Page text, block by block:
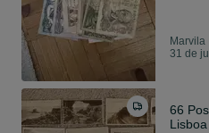
Marvila
31 de
66
Lisboa